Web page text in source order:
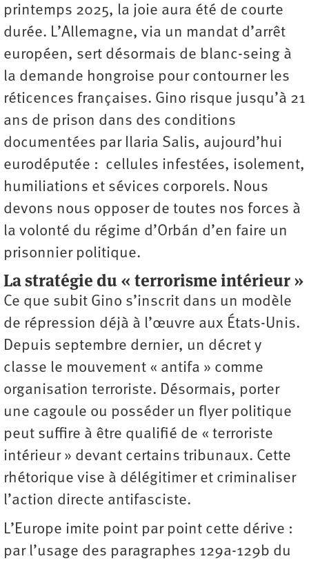
printemps 2025, la joie aura été de courte
durée. L’Allemagne, via un mandat d’arrêt
européen, sert désormais de blanc-seing à
la demande hongroise pour contourner les
réticences françaises. Gino risque jusqu’à 21
ans de prison dans des conditions
documentées par Ilaria Salis, aujourd’hui
eurodéputée : cellules infestées, isolement,
humiliations et sévices corporels. Nous
devons nous opposer de toutes nos forces à
la volonté du régime d’Orbán d’en faire un
prisonnier politique.
La stratégie du « terrorisme intérieur »
Ce que subit Gino s’inscrit dans un modèle
de répression déjà à l’œuvre aux États-Unis.
Depuis septembre dernier, un décret y
classe le mouvement « antifa » comme
organisation terroriste. Désormais, porter
une cagoule ou posséder un flyer politique
peut suffire à être qualifié de « terroriste
intérieur » devant certains tribunaux. Cette
rhétorique vise à délégitimer et criminaliser
l’action directe antifasciste.
L’Europe imite point par point cette dérive :
par l’usage des paragraphes 129a-129b du